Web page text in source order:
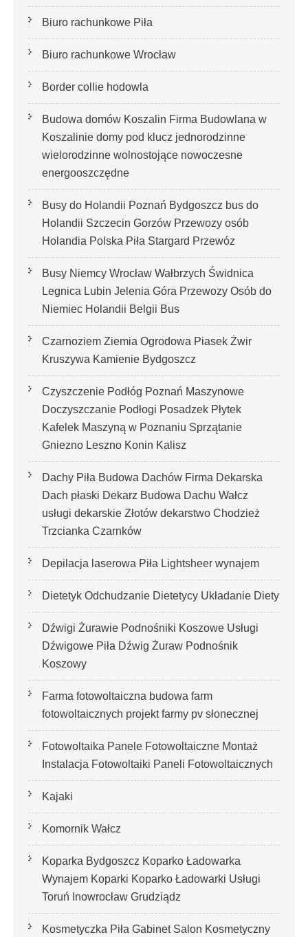
Biuro rachunkowe Piła
Biuro rachunkowe Wrocław
Border collie hodowla
Budowa domów Koszalin Firma Budowlana w
Koszalinie domy pod klucz jednorodzinne
wielorodzinne wolnostojące nowoczesne
energooszczędne
Busy do Holandii Poznań Bydgoszcz bus do
Holandii Szczecin Gorzów Przewozy osób
Holandia Polska Piła Stargard Przewóz
Busy Niemcy Wrocław Wałbrzych Świdnica
Legnica Lubin Jelenia Góra Przewozy Osób do
Niemiec Holandii Belgii Bus
Czarnoziem Ziemia Ogrodowa Piasek Żwir
Kruszywa Kamienie Bydgoszcz
Czyszczenie Podłóg Poznań Maszynowe
Doczyszczanie Podłogi Posadzek Płytek
Kafelek Maszyną w Poznaniu Sprzątanie
Gniezno Leszno Konin Kalisz
Dachy Piła Budowa Dachów Firma Dekarska
Dach płaski Dekarz Budowa Dachu Wałcz
usługi dekarskie Złotów dekarstwo Chodzież
Trzcianka Czarnków
Depilacja laserowa Piła Lightsheer wynajem
Dietetyk Odchudzanie Dietetycy Układanie Diety
Dźwigi Żurawie Podnośniki Koszowe Usługi
Dźwigowe Piła Dźwig Żuraw Podnośnik
Koszowy
Farma fotowoltaiczna budowa farm
fotowoltaicznych projekt farmy pv słonecznej
Fotowoltaika Panele Fotowoltaiczne Montaż
Instalacja Fotowoltaiki Paneli Fotowoltaicznych
Kajaki
Komornik Wałcz
Koparka Bydgoszcz Koparko Ładowarka
Wynajem Koparki Koparko Ładowarki Usługi
Toruń Inowrocław Grudziądz
Kosmetyczka Piła Gabinet Salon Kosmetyczny